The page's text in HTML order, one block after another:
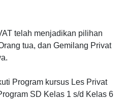
telah menjadikan pilihan
tua, dan Gemilang Privat
Program kursus Les Privat
SD Kelas 1 s/d Kelas 6